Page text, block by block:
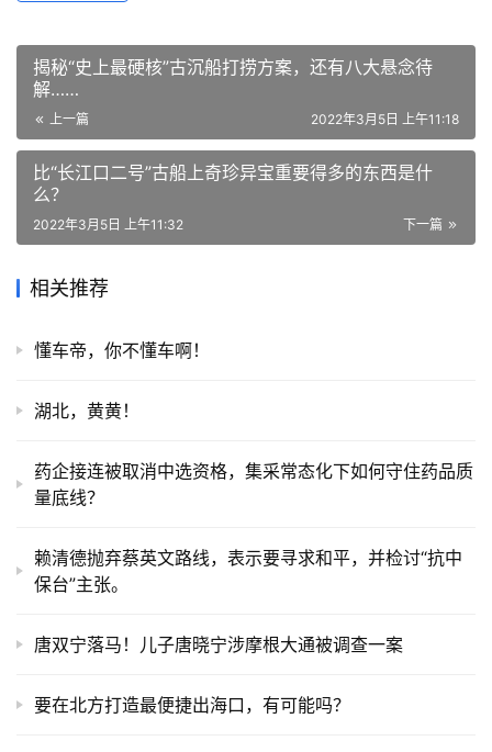
揭秘“史上最硬核”古沉船打捞方案，还有八大悬念待
解……
上一篇 2022年3月5日 上午11:18
比“长江口二号”古船上奇珍异宝重要得多的东西是什
么？
下一篇
2022年3月5日 上午11:32
相关推荐
懂车帝，你不懂车啊！
湖北，黄黄！
药企接连被取消中选资格，集采常态化下如何守住药品质
量底线？
赖清德抛弃蔡英文路线，表示要寻求和平，并检讨“抗中
保台”主张。
唐双宁落马！儿子唐晓宁涉摩根大通被调查一案
要在北方打造最便捷出海口，有可能吗？